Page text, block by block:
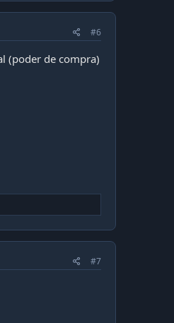
#6
(poder de compra)
#7